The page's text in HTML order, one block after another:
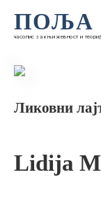
ПОЉА
часопис за књижевност и
Ликовни
Lidija